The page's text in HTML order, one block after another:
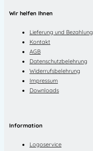
Wir helfen Ihnen
Lieferung und Bezahlung
Kontakt
AGB
Datenschutzbelehrung
Widerrufsbelehrung
Impressum
Downloads
Information
Logoservice